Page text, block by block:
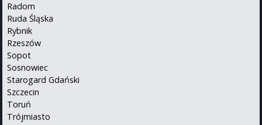
Radom
Ruda Śląska
Rybnik
Rzeszów
Sopot
Sosnowiec
Starogard Gdański
Szczecin
Toruń
Trójmiasto